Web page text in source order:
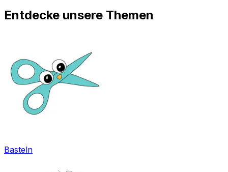
Entdecke unsere Themen
Basteln